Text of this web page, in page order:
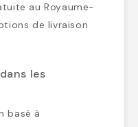
au Royaume-
de livraison
les
basé à